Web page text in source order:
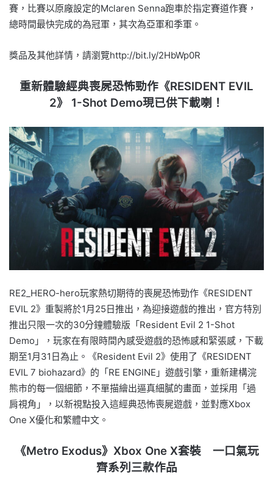
賽，比賽以原廠設定的Mclaren Senna跑車於指定賽道作賽，
總時間最快完成的為冠軍，其次為亞軍和季軍。
獎品及其他詳情，請瀏覽http://bit.ly/2HbWp0R
重新體驗經典喪屍恐怖勁作《RESIDENT EVIL
2》 1-Shot Demo現已供下載喇！
RE2_HERO-hero玩家熱切期待的喪屍恐怖勁作《RESIDENT
EVIL 2》重製將於1月25日推出，為迎接遊戲的推出，官方特別
推出只限一次的30分鐘體驗版「Resident Evil 2 1-Shot
Demo」，玩家在有限時間內感受遊戲的恐怖感和緊張感，下載
期至1月31日為止。《Resident Evil 2》使用了《RESIDENT
EVIL 7 biohazard》的「RE ENGINE」遊戲引擎，重新建構浣
熊市的每一個細節，不單描繪出逼真細膩的畫面，並採用「過
肩視角」，以新視點投入這經典恐怖喪屍遊戲，並對應Xbox
One X優化和繁體中文。
《Metro Exodus》Xbox One X套裝 一口氣玩
齊系列三款作品